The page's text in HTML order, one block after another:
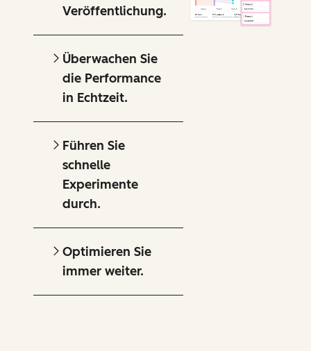
Veröffentlichung.
Überwachen Sie
die Performance
in Echtzeit.
Führen Sie
schnelle
Experimente
durch.
Optimieren Sie
immer weiter.